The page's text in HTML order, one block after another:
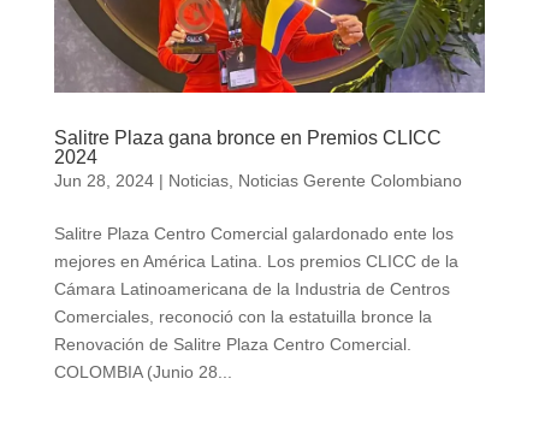
Salitre Plaza gana bronce en Premios CLICC
2024
Jun 28, 2024| Noticias, Noticias Gerente Colombiano
Salitre Plaza Centro Comercial galardonado ente los
mejores en América Latina. Los premios CLICC de la
Cámara Latinoamericana de la Industria de Centros
Comerciales, reconoció con la estatuilla bronce la
Renovación de Salitre Plaza Centro Comercial.
COLOMBIA (Junio 28...